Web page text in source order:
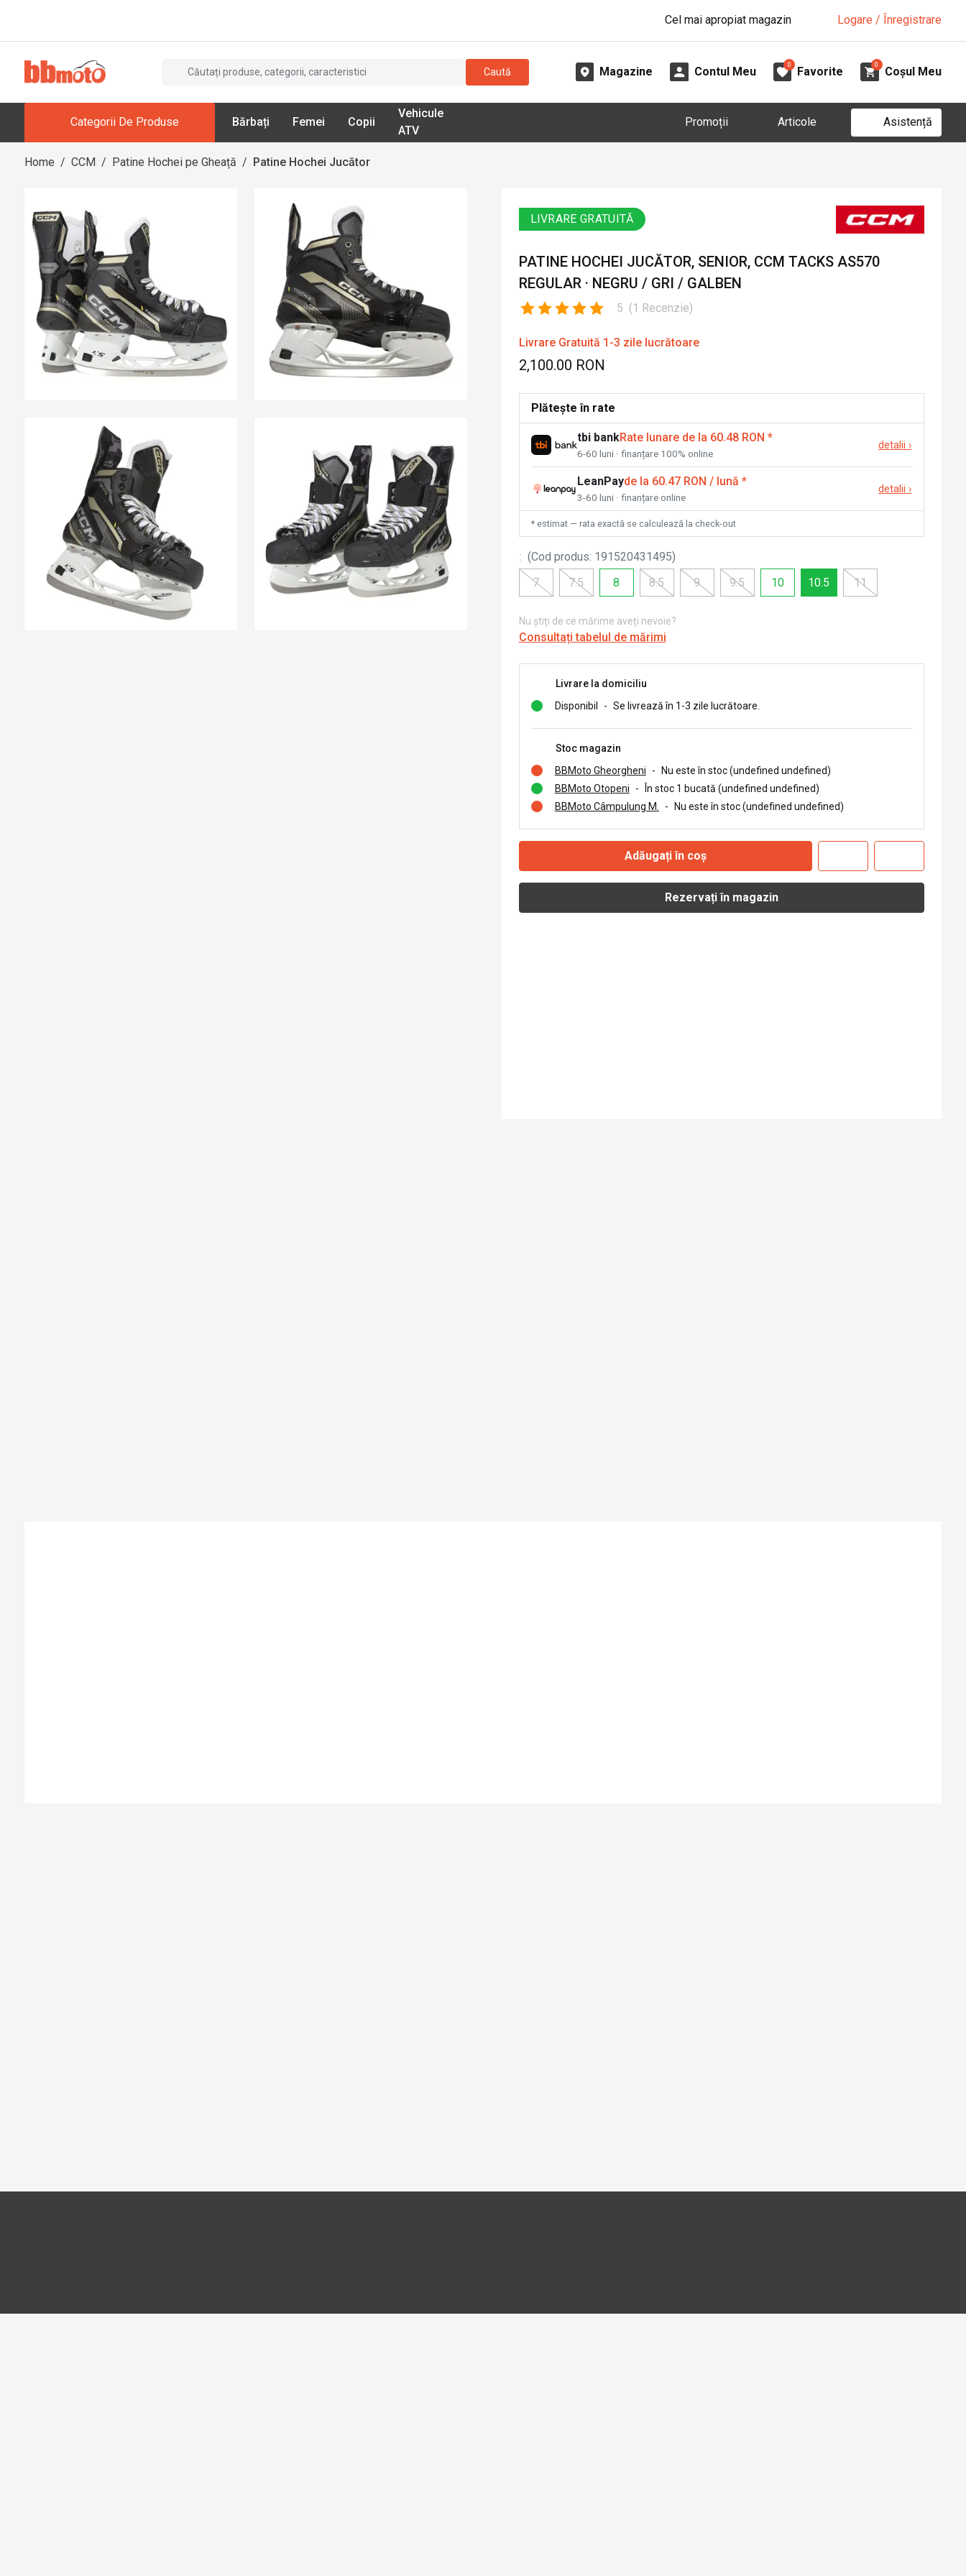
Cel mai apropiat magazin Logare / Înregistrare
Caută Magazine Contul Meu
0
Favorite
0
Coșul Meu
Categorii De Produse Bărbați Femei Copii
Vehicule
ATV
Promoții Articole Asistență
Home / CCM / Patine Hochei pe Gheață / Patine Hochei Jucător
LIVRARE GRATUITĂ
PATINE HOCHEI JUCĂTOR, SENIOR, CCM TACKS AS570
REGULAR · NEGRU / GRI / GALBEN
5 (1 Recenzie)
Livrare Gratuită 1-3 zile lucrătoare
2,100.00 RON
Plătește în rate
tbi bankRate lunare de la 60.48 RON *
6-60 luni · finanțare 100% online
detalii ›
LeanPayde la 60.47 RON / lună *
3-60 luni · finanțare online
detalii ›
* estimat — rata exactă se calculează la check-out
: (Cod produs: 191520431495)
7
7.5 8 8.5 9 9.5 10 10.5 11
Nu știți de ce mărime aveți nevoie?
Consultați tabelul de mărimi
Livrare la domiciliu
Disponibil
- Se livrează în 1-3 zile lucrătoare.
Stoc magazin
BBMoto Gheorgheni
-
Nu este în stoc (undefined undefined)
BBMoto Otopeni
-
În stoc 1 bucată (undefined undefined)
BBMoto Câmpulung M.
- Nu este în stoc (undefined undefined)
Adăugați în coș
Rezervați în magazin